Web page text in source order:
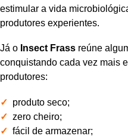
estimular a vida
produtores experientes.
Já o Insect Frass reúne
conquistando cada vez mais
produtores:
✓ produto seco;
✓ zero cheiro;
✓ fácil de armazenar;